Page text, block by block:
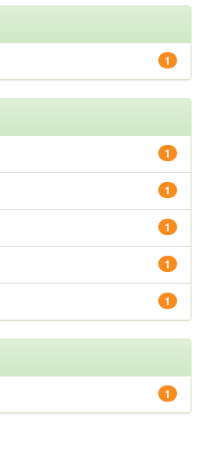
1
1
1
1
1
1
1